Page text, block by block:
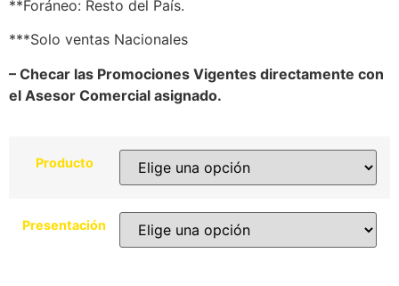
​**Foráneo: Resto del País.
***Solo ventas Nacionales
– Checar las Promociones Vigentes directamente con
el Asesor Comercial asignado.
Producto
Presentación